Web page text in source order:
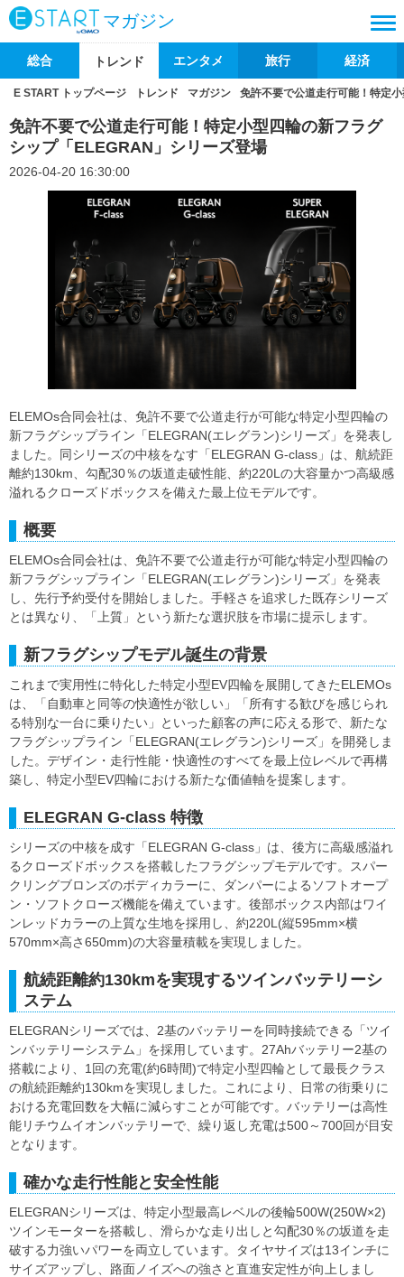
マガジン
総合 トレンド エンタメ 旅行 経済
E START トップページ トレンド マガジン 免許不要で公道走行可能！特定
免許不要で公道走行可能！特定小型四輪の新フラグ
シップ「ELEGRAN」シリーズ登場
2026-04-20 16:30:00
ELEMOs合同会社は、免許不要で公道走行が可能な特定小型四輪の
新フラグシップライン「ELEGRAN(エレグラン)シリーズ」を発表し
ました。同シリーズの中核をなす「ELEGRAN G-class」は、航続距
離約130km、勾配30％の坂道走破性能、約220Lの大容量かつ高級感
溢れるクローズドボックスを備えた最上位モデルです。
概要
ELEMOs合同会社は、免許不要で公道走行が可能な特定小型四輪の
新フラグシップライン「ELEGRAN(エレグラン)シリーズ」を発表
し、先行予約受付を開始しました。手軽さを追求した既存シリーズ
とは異なり、「上質」という新たな選択肢を市場に提示します。
新フラグシップモデル誕生の背景
これまで実用性に特化した特定小型EV四輪を展開してきたELEMOs
は、「自動車と同等の快適性が欲しい」「所有する歓びを感じられ
る特別な一台に乗りたい」といった顧客の声に応える形で、新たな
フラグシップライン「ELEGRAN(エレグラン)シリーズ」を開発しま
した。デザイン・走行性能・快適性のすべてを最上位レベルで再構
築し、特定小型EV四輪における新たな価値軸を提案します。
ELEGRAN G-class 特徴
シリーズの中核を成す「ELEGRAN G-class」は、後方に高級感溢れ
るクローズドボックスを搭載したフラグシップモデルです。スパー
クリングブロンズのボディカラーに、ダンパーによるソフトオープ
ン・ソフトクローズ機能を備えています。後部ボックス内部はワイ
ンレッドカラーの上質な生地を採用し、約220L(縦595mm×横
570mm×高さ650mm)の大容量積載を実現しました。
航続距離約130kmを実現するツインバッテリーシ
ステム
ELEGRANシリーズでは、2基のバッテリーを同時接続できる「ツイ
ンバッテリーシステム」を採用しています。27Ahバッテリー2基の
搭載により、1回の充電(約6時間)で特定小型四輪として最長クラス
の航続距離約130kmを実現しました。これにより、日常の街乗りに
おける充電回数を大幅に減らすことが可能です。バッテリーは高性
能リチウムイオンバッテリーで、繰り返し充電は500～700回が目安
となります。
確かな走行性能と安全性能
ELEGRANシリーズは、特定小型最高レベルの後輪500W(250W×2)
ツインモーターを搭載し、滑らかな走り出しと勾配30％の坂道を走
破する力強いパワーを両立しています。タイヤサイズは13インチに
サイズアップし、路面ノイズへの強さと直進安定性が向上しまし